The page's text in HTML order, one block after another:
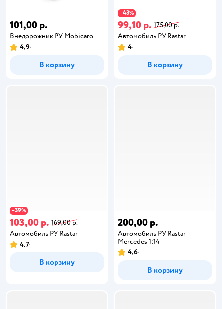
101,00 р.
Внедорожник РУ Mobicaro
4,9
В корзину
−43%
99,10 р. 175,00 р.
Автомобиль РУ Rastar
4
В корзину
−39%
103,00 р. 169,00 р.
Автомобиль РУ Rastar
4,7
В корзину
200,00 р.
Автомобиль РУ Rastar
Mercedes 1:14
4,6
В корзину